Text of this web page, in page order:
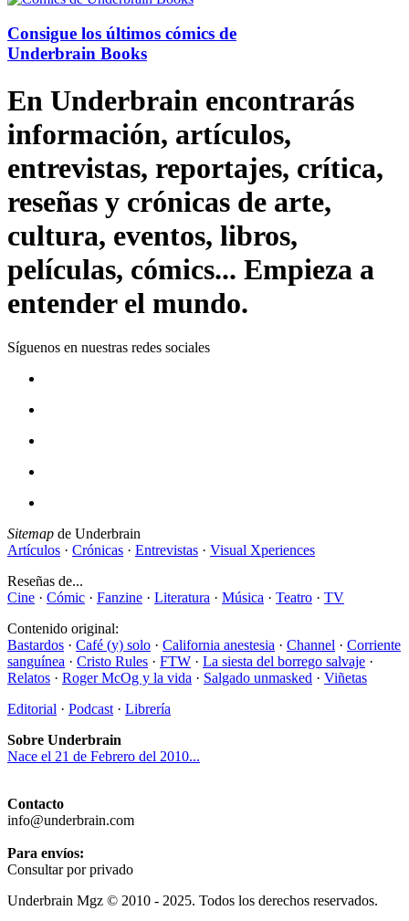
Consigue los últimos cómics de
Underbrain Books
En Underbrain encontrarás
información, artículos,
entrevistas, reportajes, crítica,
reseñas y crónicas de arte,
cultura, eventos, libros,
películas, cómics... Empieza a
entender el mundo.
Síguenos en nuestras redes sociales
Sitemap de Underbrain
Artículos · Crónicas · Entrevistas · Visual Xperiences
Reseñas de...
Cine · Cómic · Fanzine · Literatura · Música · Teatro · TV
Contenido original:
Bastardos · Café (y) solo · California anestesia · Channel · Corriente
sanguínea · Cristo Rules · FTW · La siesta del borrego salvaje ·
Relatos · Roger McOg y la vida · Salgado unmasked · Viñetas
Editorial · Podcast · Librería
Sobre Underbrain
Nace el 21 de Febrero del 2010...
Contacto
info@underbrain.com
Para envíos:
Consultar por privado
Underbrain Mgz © 2010 - 2025. Todos los derechos reservados.